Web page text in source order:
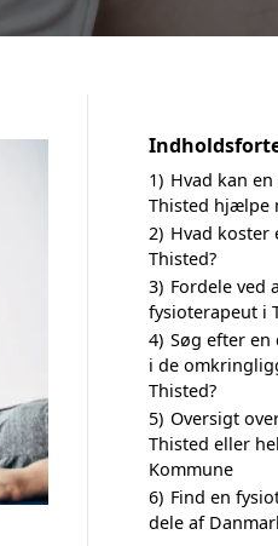
1) Hvad kan
Thisted hjælpe
2) Hvad koster
Thisted?
3) Fordele ved
fysioterapeut i
4) Søg efter
i de
Thisted?
5) Oversigt
Thisted eller
Kommune
6) Find en
dele af